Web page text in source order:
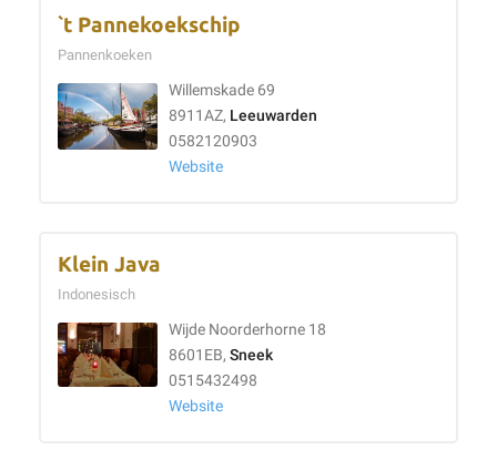
`t Pannekoekschip
Pannenkoeken
Willemskade 69
8911AZ, Leeuwarden
0582120903
Website
Klein Java
Indonesisch
Wijde Noorderhorne 18
8601EB, Sneek
0515432498
Website